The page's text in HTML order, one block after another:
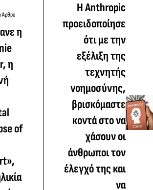
Άρθρο
η
η
of
Η Anthropic
προειδοποίησε
ότι με την
εξέλιξη της
τεχνητής
νοημοσύνης,
βρισκόμαστε
κοντά στο να
χάσουν οι
άνθρωποι τον
έλεγχό της και
να